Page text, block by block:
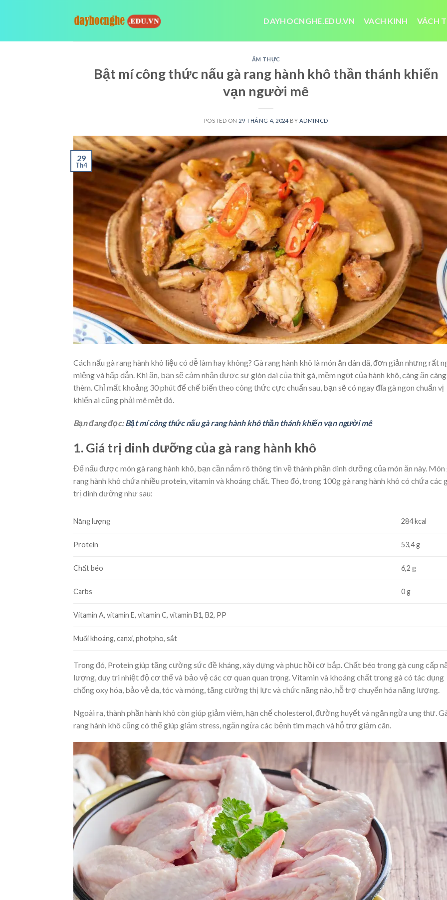
DAYHOCNGHE.EDU.VN VACH KINH VÁCH
ẨM THỰC
Bật mí công thức nấu gà rang hành khô thần thánh khiến
vạn người mê
POSTED ON 29 THÁNG 4, 2024 BY ADMINCD
29
Th4
Cách nấu gà rang hành khô liệu có dễ làm hay không? Gà rang hành khô là món ăn dân dã, đơn giản nhưng rất
miệng và hấp dẫn. Khi ăn, bạn sẽ cảm nhận được sự giòn dai của thịt gà, mềm ngọt của hành khô, càng ăn càng
thèm. Chỉ mất khoảng 30 phút để chế biến theo công thức cực chuẩn sau, bạn sẽ có ngay đĩa gà ngon chuẩn vị
khiến ai cũng phải mê mệt đó.
Bạn đang đọc:Bật mí công thức nấu gà rang hành khô thần thánh khiến vạn người mê
1. Giá trị dinh dưỡng của gà rang hành khô
Để nấu được món gà rang hành khô, bạn cần nắm rõ thông tin về thành phần dinh dưỡng của món ăn này. Món
rang hành khô chứa nhiều protein, vitamin và khoáng chất. Theo đó, trong 100g gà rang hành khô có chứa các
trị dinh dưỡng như sau:
Năng lượng 284 kcal
Protein 53,4 g
Chất béo 6,2 g
Carbs 0 g
Vitamin A, vitamin E, vitamin C, vitamin B1, B2, PP
Muối khoáng, canxi, photpho, sắt
Trong đó, Protein giúp tăng cường sức đề kháng, xây dựng và phục hồi cơ bắp. Chất béo trong gà cung cấp
lượng, duy trì nhiệt độ cơ thể và bảo vệ các cơ quan quan trọng. Vitamin và khoáng chất trong gà có tác dụng
chống oxy hóa, bảo vệ da, tóc và móng, tăng cường thị lực và chức năng não, hỗ trợ chuyển hóa năng lượng.
Ngoài ra, thành phần hành khô còn giúp giảm viêm, hạn chế cholesterol, đường huyết và ngăn ngừa ung thư.
rang hành khô cũng có thể giúp giảm stress, ngăn ngừa các bệnh tim mạch và hỗ trợ giảm cân.